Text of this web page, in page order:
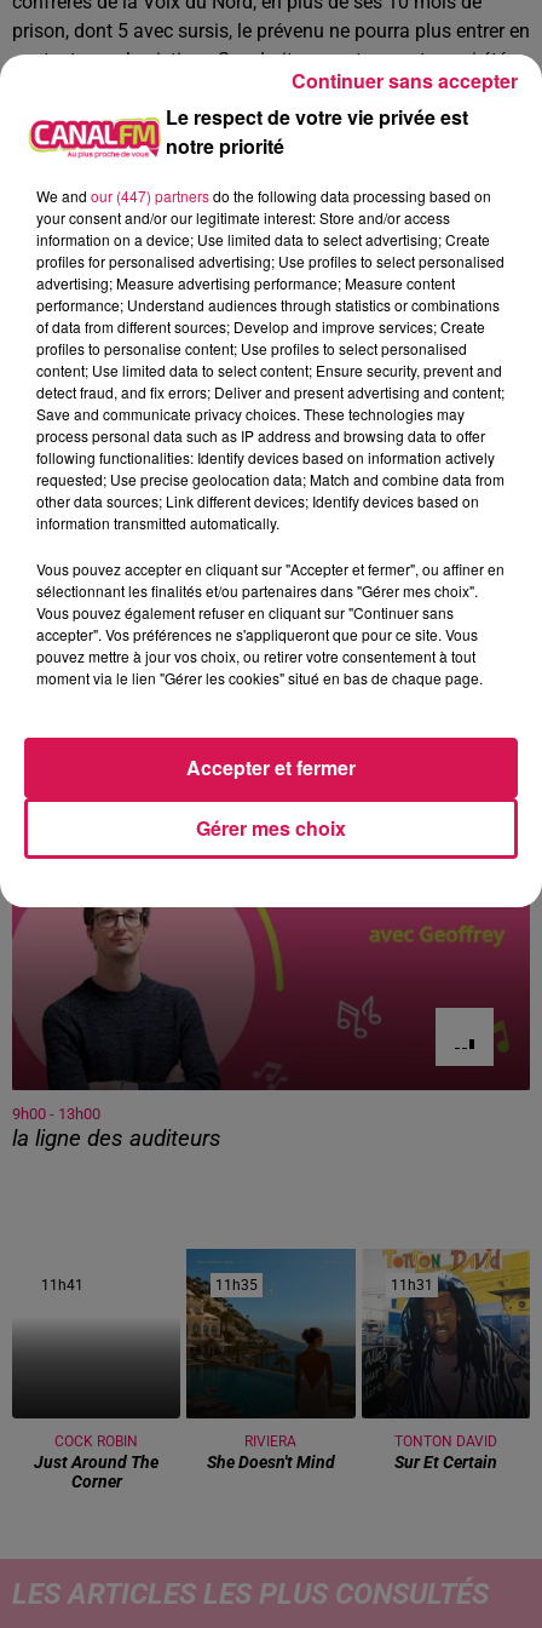
prison, dont 5 avec sursis, le prévenu ne pourra plus entrer en
contact avec la victime. Ses droits parentaux ont aussi été
Plusieurs foyers privés d’électricité et d’internet lundi soir à
Boulogne-sur-Helpe
Dans l’après-midi, un tracteur équipé d’un râteau à foin avait
accroché une ligne électrique et les câbles de la fibre optique,
avant de poursuivre sa route, durant une quinzaine de
mètres. Les sapeurs-pompiers et les Gendarmes sont
intervenus sur place pour sécuriser les lieux, le temps qu’une
équipe d’Enedis puisse rétablir le courant !
La Députée d’Avesnes-sur-Helpe Anne-Laure Cattelot
s’attaque à la maladie de Lyme
On rappelle que ce sont les tiques, des petites bêtes encore
très présentes dans nos forêts, qui sont à l’origine de cette
maladie ! Pour une meilleure reconnaissance de cette
propose de renforcer la formation des Soignants, ainsi que
les dispositifs de prévention et d’information sur les piqûres
de tiques, responsables d’infection des articulations, des
nerfs et de la peau.
À L'ANTENNE
9h00 - 13h00
la ligne des auditeurs
11h41
11h41
COCK ROBIN
Just Around The
Corner
11h35
11h35
RIVIERA
She Doesn't Mind
11h31
11h31
TONTON DAVID
Sur Et Certain
LES ARTICLES LES PLUS CONSULTÉS
Le respect de votre vie privée est
notre priorité
We and our (447) partnersdo the following data processing based on
your consent and/or our legitimate interest: Store and/or access
information on a device; Use limited data to select advertising; Create
profiles for personalised advertising; Use profiles to select personalised
advertising; Measure advertising performance; Measure content
performance; Understand audiences through statistics or combinations
of data from different sources; Develop and improve services; Create
profiles to personalise content; Use profiles to select personalised
content; Use limited data to select content; Ensure security, prevent and
detect fraud, and fix errors; Deliver and present advertising and content;
Save and communicate privacy choices. These technologies may
process personal data such as IP address and browsing data to offer
following functionalities: Identify devices based on information actively
requested; Use precise geolocation data; Match and combine data from
other data sources; Link different devices; Identify devices based on
information transmitted automatically.
Vous pouvez accepter en cliquant sur "Accepter et fermer", ou affiner en
sélectionnant les finalités et/ou partenaires dans "Gérer mes choix".
Vous pouvez également refuser en cliquant sur "Continuer sans
accepter". Vos préférences ne s'appliqueront que pour ce site. Vous
pouvez mettre à jour vos choix, ou retirer votre consentement à tout
moment via le lien "Gérer les cookies" situé en bas de chaque page.
Gérer mes choix
Accepter et fermer
Continuer sans accepter